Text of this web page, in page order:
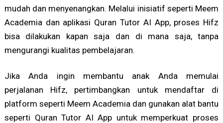
mudah dan menyenangkan. Melalui inisiatif seperti Meem
Academia dan aplikasi Quran Tutor AI App, proses Hifz
bisa dilakukan kapan saja dan di mana saja, tanpa
mengurangi kualitas pembelajaran.
Jika Anda ingin membantu anak Anda memulai
perjalanan Hifz, pertimbangkan untuk mendaftar di
platform seperti Meem Academia dan gunakan alat bantu
seperti Quran Tutor AI App untuk memperkuat proses